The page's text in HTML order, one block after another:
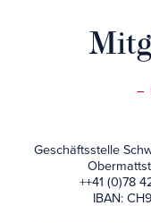
–
Geschäftsstelle
++41 (0)78
IBAN: